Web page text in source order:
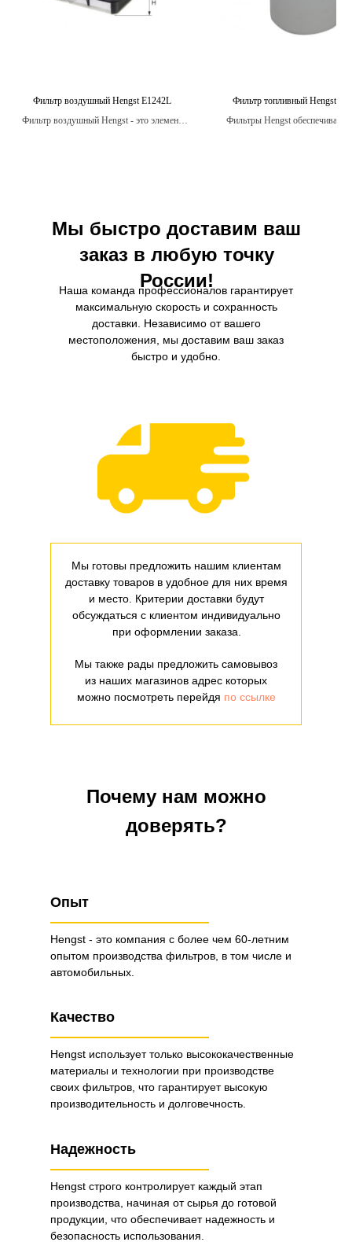
Фильтр воздушный Hengst E1242L
Фильтр воздушный Hengst - это элемент
Фильтр топливный Hengst
Фильтры Hengst
Мы быстро доставим ваш
заказ в любую точку
России!
Мы готовы предложить нашим клиентам
доставку товаров в удобное для них время
и место. Критерии доставки будут
обсуждаться с клиентом индивидуально
при оформлении заказа.
Мы также рады предложить самовывоз
из наших магазинов адрес которых
можно посмотреть перейдя по ссылке
Наша команда профессионалов гарантирует
максимальную скорость и сохранность
доставки. Независимо от вашего
местоположения, мы доставим ваш заказ
быстро и удобно.
Почему нам можно
доверять?
Опыт
Hengst - это компания с более чем 60-летним
опытом производства фильтров, в том числе и
автомобильных.
Качество
Надежность
Hengst использует только высококачественные
материалы и технологии при производстве
своих фильтров, что гарантирует высокую
производительность и долговечность.
Hengst строго контролирует каждый этап
производства, начиная от сырья до готовой
продукции, что обеспечивает надежность и
безопасность использования.